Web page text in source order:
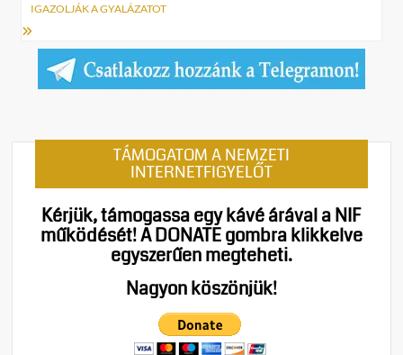
IGAZOLJÁK A GYALÁZATOT
TÁMOGATOM A NEMZETI
INTERNETFIGYELŐT
Kérjük, támogassa egy kávé árával a NIF
működését!A DONATE gombra klikkelve
egyszerűen megteheti.
Nagyon köszönjük!